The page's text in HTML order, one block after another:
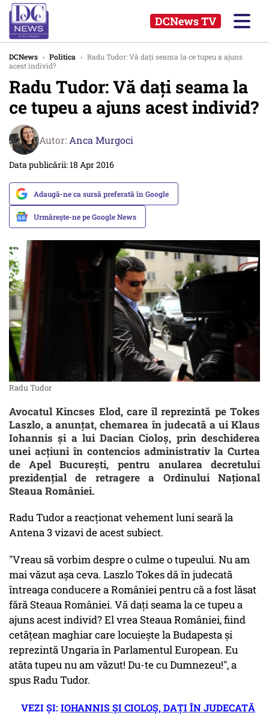
DCNews TV
DCNews › Politica › Radu Tudor: Vă dați seama la ce tupeu a ajuns
acest individ?
Radu Tudor: Vă dați seama la
ce tupeu a ajuns acest individ?
Autor: Anca Murgoci
Data publicării: 18 Apr 2016
Adaugă-ne ca sursă preferată în Google
Urmărește-ne pe Google News
Radu Tudor
Avocatul Kincses Elod, care îl reprezintă pe Tokes
Laszlo, a anunţat, chemarea în judecată a ui Klaus
Iohannis şi a lui Dacian Cioloş, prin deschiderea
unei acţiuni în contencios administrativ la Curtea
de Apel Bucureşti, pentru anularea decretului
prezidenţial de retragere a Ordinului Naţional
Steaua României.
Radu Tudor a reacționat vehement luni seară la
Antena 3 vizavi de acest subiect.
"Vreau să vorbim despre o culme o tupeului. Nu am
mai văzut așa ceva. Laszlo Tokes dă în judecată
întreaga conducere a României pentru că a fost lăsat
fără Steaua României. Vă dați seama la ce tupeu a
ajuns acest individ? El vrea Steaua României, fiind
cetățean maghiar care locuiește la Budapesta și
reprezintă Ungaria în Parlamentul European. Eu
atâta tupeu nu am văzut! Du-te cu Dumnezeu!", a
spus Radu Tudor.
VEZI ȘI: IOHANNIS ȘI CIOLOȘ, DAȚI ÎN JUDECATĂ